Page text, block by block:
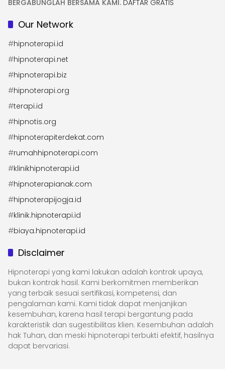
BERGABUNGLAH BERSAMA KAMI. DAFTAR GRATIS
Our Network
#hipnoterapi.id
#hipnoterapi.net
#hipnoterapi.biz
#hipnoterapi.org
#terapi.id
#hipnotis.org
#hipnoterapiterdekat.com
#rumahhipnoterapi.com
#klinikhipnoterapi.id
#hipnoterapianak.com
#hipnoterapijogja.id
#klinik.hipnoterapi.id
#biaya.hipnoterapi.id
Disclaimer
Hipnoterapi yang kami lakukan adalah kontrak upaya,
bukan kontrak hasil. Kami berkomitmen memberikan
yang terbaik sesuai sertifikasi, kompetensi, dan
pengalaman kami. Kami tidak dapat menjanjikan
kesembuhan, karena hasil terapi bergantung pada
karakteristik dan sugestibilitas klien. Kesembuhan adalah
hak Tuhan, dan meski hipnoterapi terbukti efektif, hasilnya
dapat bervariasi.